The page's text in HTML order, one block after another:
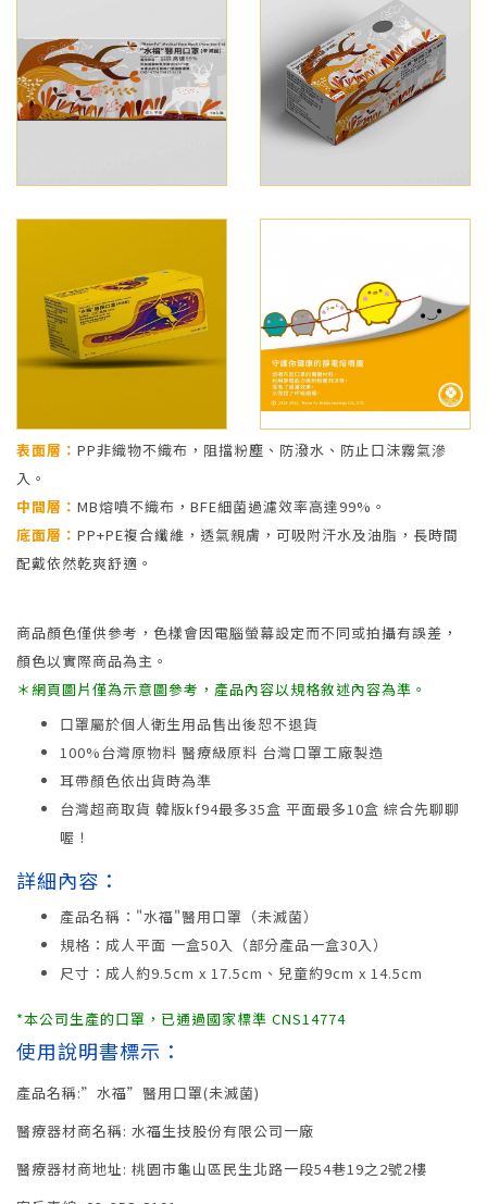
表面層： PP非織物不織布，阻擋粉塵、防潑水、防止口沫霧氣滲
入。
中間層： MB熔噴不織布，BFE細菌過濾效率高達99%。
底面層： PP+PE複合纖維，透氣親膚，可吸附汗水及油脂，長時間
配戴依然乾爽舒適。
商品顏色僅供參考，色樣會因電腦螢幕設定而不同或拍攝有誤差，
顏色以實際商品為主。
＊網頁圖片僅為示意圖參考，產品內容以規格敘述內容為準。
口罩屬於個人衛生用品售出後恕不退貨
100%台灣原物料 醫療級原料 台灣口罩工廠製造
耳帶顏色依出貨時為準
台灣超商取貨 韓版kf94最多35盒 平面最多10盒 綜合先聊聊
喔！
詳細內容：
產品名稱："水福"醫用口罩（未滅菌）
規格：成人平面 一盒50入（部分產品一盒30入）
尺寸：成人約9.5cm x 17.5cm、兒童約9cm x 14.5cm
*本公司生產的口罩，已通過國家標準 CNS14774
使用說明書標示：
產品名稱:”水福”醫用口罩(未滅菌)
醫療器材商名稱: 水福生技股份有限公司一廠
醫療器材商地址: 桃園市龜山區民生北路一段54巷19之2號2樓